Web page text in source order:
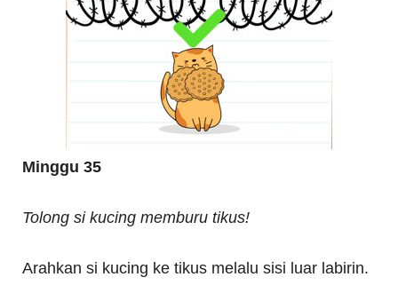
Minggu 35
Tolong si kucing memburu tikus!
Arahkan si kucing ke tikus melalu sisi luar labirin.